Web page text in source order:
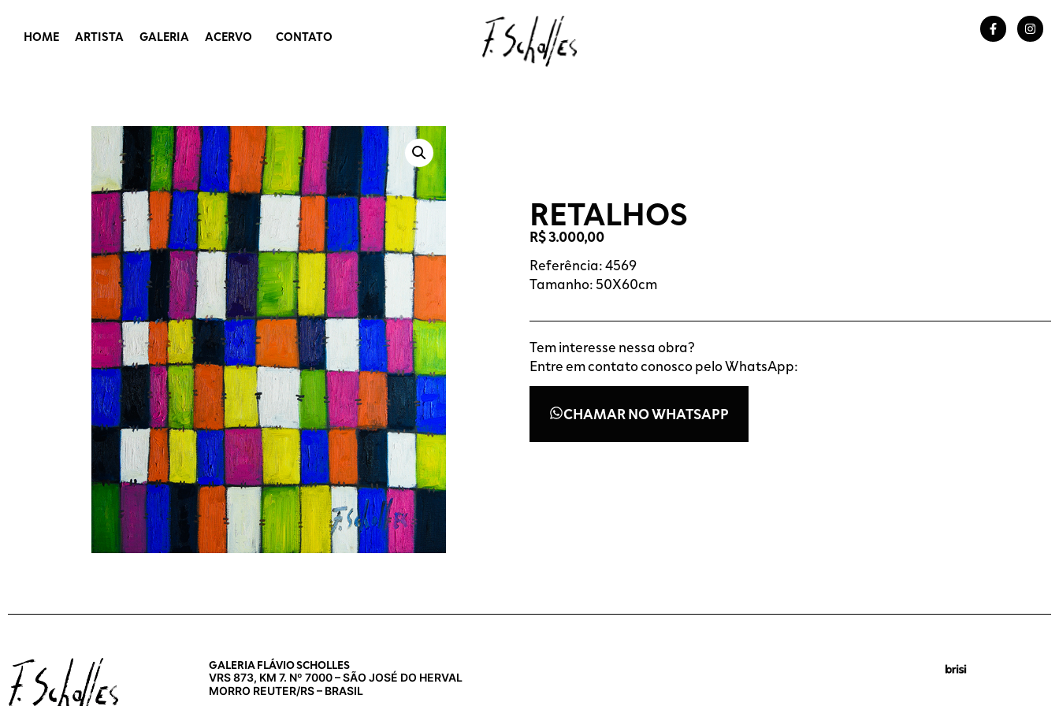
HOME ARTISTA GALERIA ACERVO CONTATO
RETALHOS
R$3.000,00
Referência: 4569
Tamanho: 50X60cm
Tem interesse nessa obra?
Entre em contato conosco pelo WhatsApp:
CHAMAR NO WHATSAPP
GALERIA FLÁVIO SCHOLLES
VRS 873, KM 7. Nº 7000 – SÃO JOSÉ DO HERVAL
MORRO REUTER/RS – BRASIL